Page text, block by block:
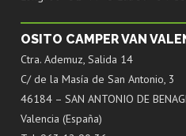
OSITO CAMPER VAN
Ctra. Ademuz, Salida 14
C/ de la Masía de San Antonio, 3
46184 – SAN ANTONIO DE
Valencia (España)